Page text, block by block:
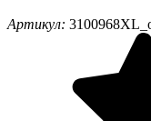
Артикул: